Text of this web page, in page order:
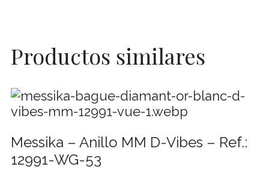
Productos similares
Messika – Anillo MM D-Vibes – Ref.:
12991-WG-53